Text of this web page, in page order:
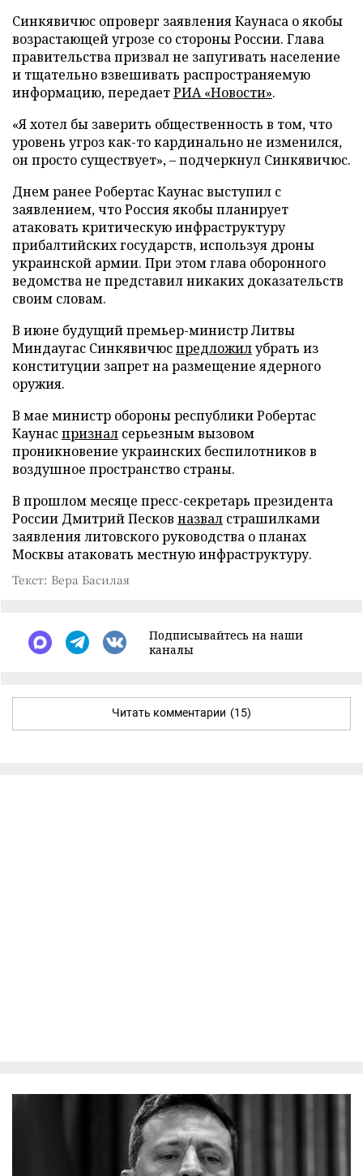
Синкявичюс опроверг заявления Каунаса о якобы
возрастающей угрозе со стороны России. Глава
правительства призвал не запугивать население
и тщательно взвешивать распространяемую
информацию, передаетРИА «Новости».
«Я хотел бы заверить общественность в том, что
уровень угроз как-то кардинально не изменился,
он просто существует», – подчеркнул Синкявичюс.
Днем ранее Робертас Каунас выступил с
заявлением, что Россия якобы планирует
атаковать критическую инфраструктуру
прибалтийских государств, используя дроны
украинской армии. При этом глава оборонного
ведомства не представил никаких доказательств
своим словам.
В июне будущий премьер-министр Литвы
Миндаугас Синкявичюспредложилубрать из
конституции запрет на размещение ядерного
оружия.
В мае министр обороны республики Робертас
Каунаспризнал серьезным вызовом
проникновение украинских беспилотников в
воздушное пространство страны.
В прошлом месяце пресс-секретарь президента
России Дмитрий Песков назвал страшилками
заявления литовского руководства о планах
Москвы атаковать местную инфраструктуру.
Текст: Вера Басилая
Подписывайтесь на наши
каналы
Читать комментарии (15)